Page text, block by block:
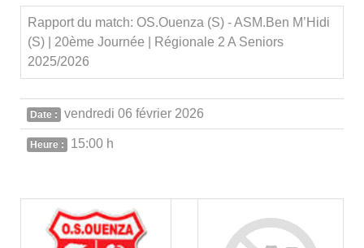
Rapport du match: OS.Ouenza (S) - ASM.Ben M’Hidi
(S) | 20ème Journée | Régionale 2 A Seniors
2025/2026
Date : vendredi 06 février 2026
Heure : 15:00 h